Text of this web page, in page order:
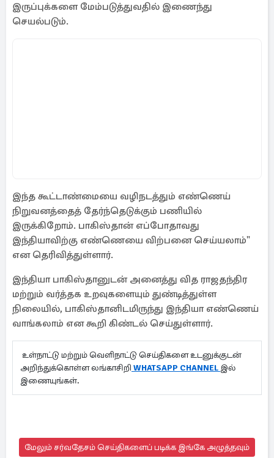
இருப்புக்களை மேம்படுத்துவதில் இணைந்து
செயல்படும்.
இந்த கூட்டாண்மையை வழிநடத்தும் எண்ணெய்
நிறுவனத்தைத் தேர்ந்தெடுக்கும் பணியில்
இருக்கிறோம். பாகிஸ்தான் எப்போதாவது
இந்தியாவிற்கு எண்ணெயை விற்பனை செய்யலாம்"
என தெரிவித்துள்ளார்.
இந்தியா பாகிஸ்தானுடன் அனைத்து வித ராஜதந்திர
மற்றும் வர்த்தக உறவுகளையும் துண்டித்துள்ள
நிலையில், பாகிஸ்தானிடமிருந்து இந்தியா எண்ணெய்
வாங்கலாம் என கூறி கிண்டல் செய்துள்ளார்.
உள்நாட்டு மற்றும் வெளிநாட்டு செய்திகளை உடனுக்குடன்
அறிந்துக்கொள்ள லங்காசிறி WHATSAPP CHANNEL இல்
இணையுங்கள்.
மேலும் சர்வதேசம் செய்திகளைப் படிக்க இங்கே அழுத்தவும்